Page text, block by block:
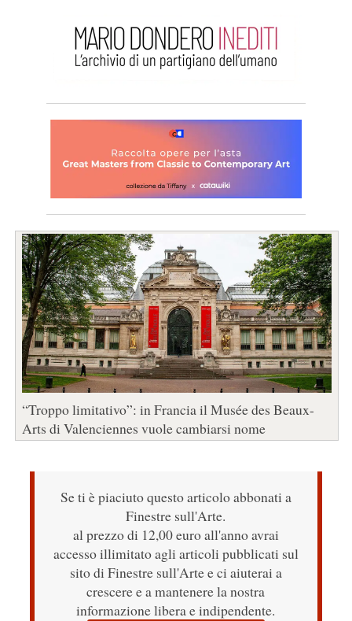
“Troppo limitativo”: in Francia il Musée des Beaux-
Arts di Valenciennes vuole cambiarsi nome
Se ti è piaciuto questo articolo abbonati a
Finestre sull'Arte.
al prezzo di 12,00 euro all'anno avrai
accesso illimitato agli articoli pubblicati sul
sito di Finestre sull'Arte e ci aiuterai a
crescere e a mantenere la nostra
informazione libera e indipendente.